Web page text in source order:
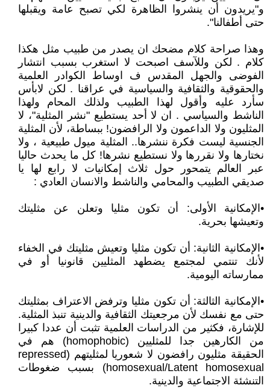
و"يريدون أن ينشروا الظاهرة لكي تصبح عامة ويقبلها
حتى أطفالنا".
وهذا صراحة كلام مضحك ان يصدر من طبيب مثل هكذا
كلام . لكن وللآسف اصبحت لا استغرب بسبب انتشار
الفوضى والجهل المقدس ف اوساط الكوادر العلمية
والحقوقية والثقافية والسياسية في عراقنا . لكن لابأس
سأرد عليه وأقول لهذا الطبيب ولذلك المحام ولهذا
الناشط والسياسي . ان لا أحد يستطيع "نشر المثلية"، لا
المثليون ولا الداعمون ولا الرافضون! ببساطة، لأن المثلية
الجنسية ليست فكرة ننشرها.. المثلية ميول طبيعية ، ولا
نختارها ولا نقررها ولا نستطيع نشرها! كل ما يحدث حاليا
عبر العالم يتمحور حول ثلاث إمكانيات لا رابع لها يا
صديقي الطبيب والمحامي والناشط والانسان العادي :
•الإمكانية الأولى: أن تكون مثليا وتعلن عن مثليتك
وتعيشها بحرية.
•الإمكانية الثانية: أن تكون مثليا وتعيش مثليتك في الخفاء
لأنك تنتمي لمجتمع يضطهد المثليين قانونيا أو في
ممارساته اليومية.
•الإمكانية الثالثة: أن تكون مثليا وترفض الاعتراف بمثليتك
حتى مع نفسك لأن مرجعيتك الثقافية والدينية تنبذ المثلية.
للإشارة، فكثير من الدراسات العلمية تثبت أن عددا كبيرا
من الكارهين جدا للمثليين (homophobic) هم في
الحقيقة مثليون رافضون لا شعوريا لمثليتهم (repressed
homosexual/Latent homosexual) بسبب ضغوطات
التنشئة الاجتماعية والدينية.